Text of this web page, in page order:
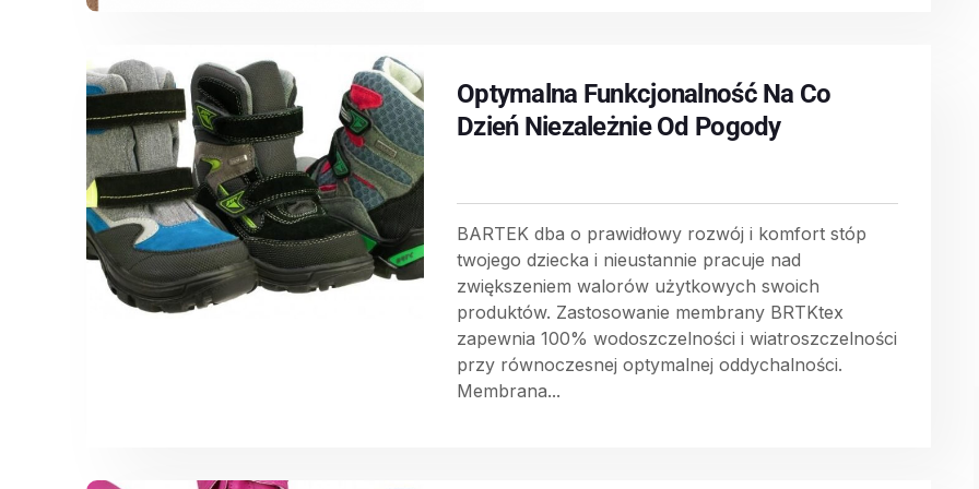
Optymalna Funkcjonalność Na Co
Dzień Niezależnie Od Pogody
BARTEK dba o prawidłowy rozwój i komfort stóp
twojego dziecka i nieustannie pracuje nad
zwiększeniem walorów użytkowych swoich
produktów. Zastosowanie membrany BRTKtex
zapewnia 100% wodoszczelności i wiatroszczelności
przy równoczesnej optymalnej oddychalności.
Membrana...